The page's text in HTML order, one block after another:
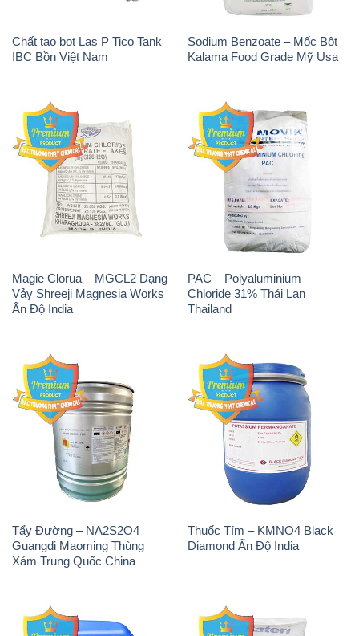
Magie Clorua – MGCL2 Dạng
Vảy Shreeji Magnesia Works
Ấn Độ India
PAC – Polyaluminium
Chloride 31% Thái Lan
Thailand
Tẩy Đường – NA2S2O4
Guangdi Maoming Thùng
Xám Trung Quốc China
Thuốc Tím – KMNO4 Black
Diamond Ấn Độ India